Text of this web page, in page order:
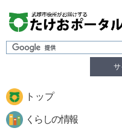
トップ
くらしの情報